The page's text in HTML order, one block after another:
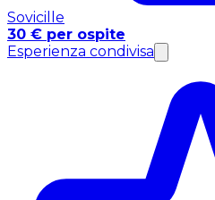
Sovicille
30 € per ospite
Esperienza condivisa